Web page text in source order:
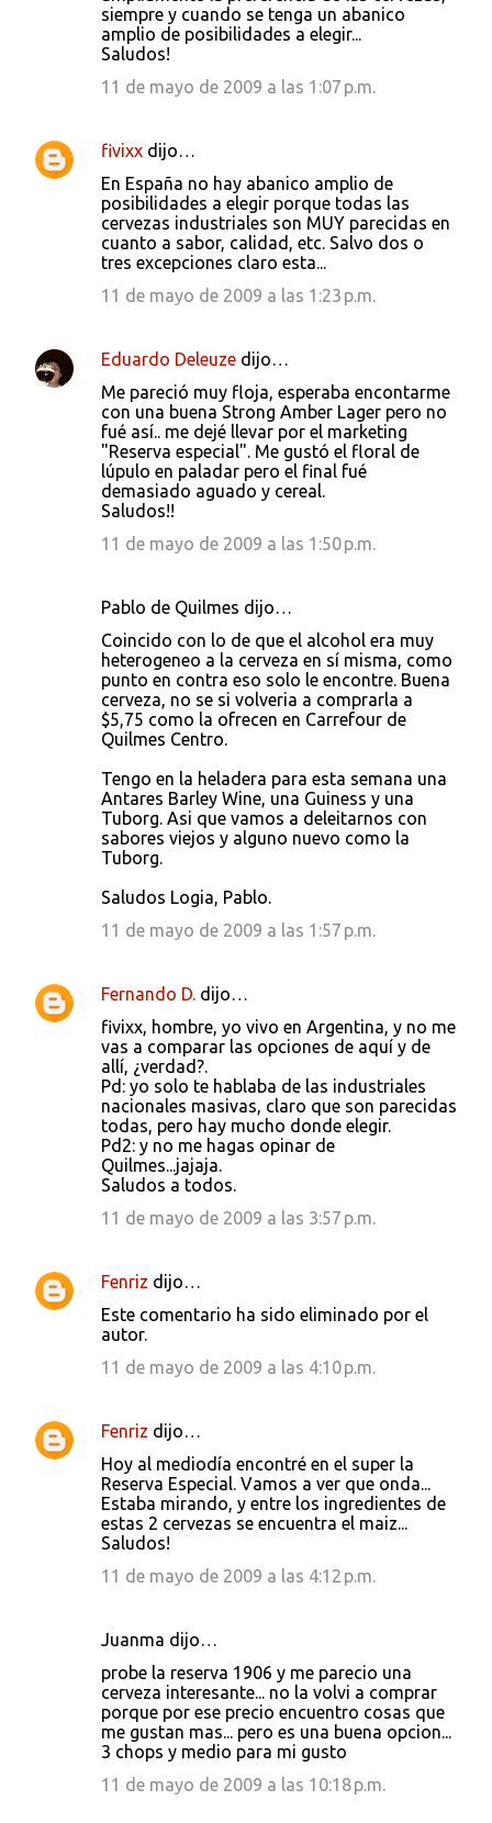
siempre y cuando se tenga un abanico
amplio de posibilidades a elegir...
Saludos!
11 de mayo de 2009 a las 1:07 p.m.
fivixx dijo…
En España no hay abanico amplio de
posibilidades a elegir porque todas las
cervezas industriales son MUY parecidas en
cuanto a sabor, calidad, etc. Salvo dos o
tres excepciones claro esta...
11 de mayo de 2009 a las 1:23 p.m.
Eduardo Deleuze dijo…
Me pareció muy floja, esperaba encontarme
con una buena Strong Amber Lager pero no
fué así.. me dejé llevar por el marketing
"Reserva especial". Me gustó el floral de
lúpulo en paladar pero el final fué
demasiado aguado y cereal.
Saludos!!
11 de mayo de 2009 a las 1:50 p.m.
Pablo de Quilmes dijo…
Coincido con lo de que el alcohol era muy
heterogeneo a la cerveza en sí misma, como
punto en contra eso solo le encontre. Buena
cerveza, no se si volveria a comprarla a
$5,75 como la ofrecen en Carrefour de
Quilmes Centro.
Tengo en la heladera para esta semana una
Antares Barley Wine, una Guiness y una
Tuborg. Asi que vamos a deleitarnos con
sabores viejos y alguno nuevo como la
Tuborg.
Saludos Logia, Pablo.
11 de mayo de 2009 a las 1:57 p.m.
Fernando D. dijo…
fivixx, hombre, yo vivo en Argentina, y no me
vas a comparar las opciones de aquí y de
allí, ¿verdad?.
Pd: yo solo te hablaba de las industriales
nacionales masivas, claro que son parecidas
todas, pero hay mucho donde elegir.
Pd2: y no me hagas opinar de
Quilmes...jajaja.
Saludos a todos.
11 de mayo de 2009 a las 3:57 p.m.
Fenriz dijo…
Este comentario ha sido eliminado por el
autor.
11 de mayo de 2009 a las 4:10 p.m.
Fenriz dijo…
Hoy al mediodía encontré en el super la
Reserva Especial. Vamos a ver que onda...
Estaba mirando, y entre los ingredientes de
estas 2 cervezas se encuentra el maiz...
Saludos!
11 de mayo de 2009 a las 4:12 p.m.
Juanma dijo…
probe la reserva 1906 y me parecio una
cerveza interesante... no la volvi a comprar
porque por ese precio encuentro cosas que
me gustan mas... pero es una buena opcion...
3 chops y medio para mi gusto
11 de mayo de 2009 a las 10:18 p.m.